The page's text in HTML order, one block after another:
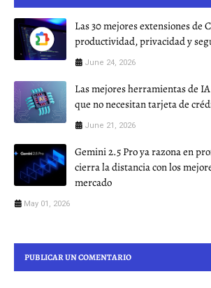
Las 30 mejores extensiones de
productividad, privacidad y
June 24, 2026
Las mejores herramientas de
que no necesitan tarjeta de
June 21, 2026
Gemini 2.5 Pro ya razona en
cierra la distancia con los
mercado
May 01, 2026
PUBLICAR UN COMENTARIO